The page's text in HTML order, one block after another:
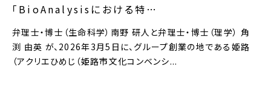
「BioAnalysisにおける特…
弁理士・博士（生命科学）南野 研人と弁理士・博士（理学） 角
渕 由英 が、2026年3月5日に、グループ創業の地である姫路
（アクリエひめじ（姫路市文化コンベンシ...